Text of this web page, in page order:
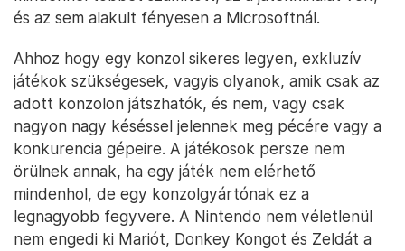
és az sem alakult fényesen a Microsoftnál.
Ahhoz hogy egy konzol sikeres legyen, exkluzív
játékok szükségesek, vagyis olyanok, amik csak az
adott konzolon játszhatók, és nem, vagy csak
nagyon nagy késéssel jelennek meg pécére vagy a
konkurencia gépeire. A játékosok persze nem
örülnek annak, ha egy játék nem elérhető
mindenhol, de egy konzolgyártónak ez a
legnagyobb fegyvere. A Nintendo nem véletlenül
nem engedi ki Mariót, Donkey Kongot és Zeldát a